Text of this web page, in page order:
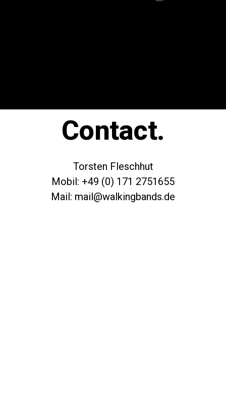
Contact.
Torsten Fleschhut
Mobil: +49 (0) 171 2751655
Mail: mail@walkingbands.de